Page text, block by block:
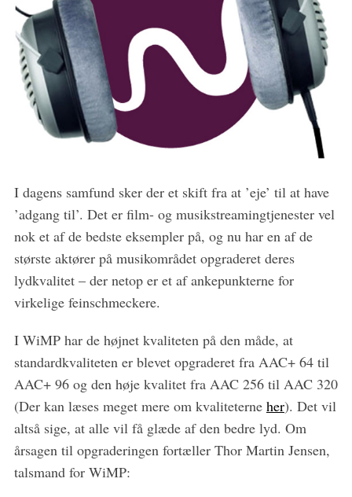
I dagens samfund sker der et skift fra at ’eje’ til at have
’adgang til’. Det er film- og musikstreamingtjenester vel
nok et af de bedste eksempler på, og nu har en af de
største aktører på musikområdet opgraderet deres
lydkvalitet – der netop er et af ankepunkterne for
virkelige feinschmeckere.
I WiMP har de højnet kvaliteten på den måde, at
standardkvaliteten er blevet opgraderet fra AAC+ 64 til
AAC+ 96 og den høje kvalitet fra AAC 256 til AAC 320
(Der kan læses meget mere om kvaliteterne her). Det vil
altså sige, at alle vil få glæde af den bedre lyd. Om
årsagen til opgraderingen fortæller Thor Martin Jensen,
talsmand for WiMP:
e
c
h
f
r